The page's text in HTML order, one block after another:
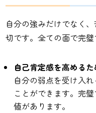
自分の強みだけでなく
切です。全ての面で完璧
自己肯定感を高める
自分の弱点を受け入
ことができます。完
値があります。